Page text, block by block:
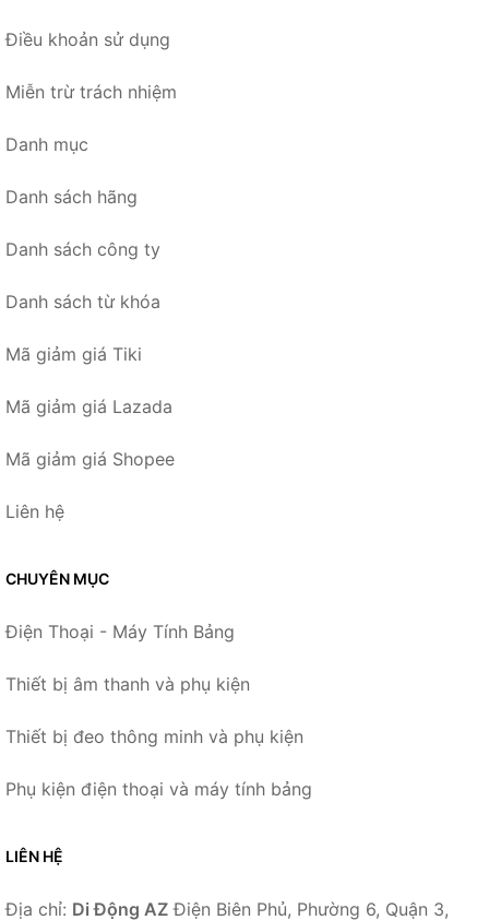
Điều khoản sử dụng
Miễn trừ trách nhiệm
Danh mục
Danh sách hãng
Danh sách công ty
Danh sách từ khóa
Mã giảm giá Tiki
Mã giảm giá Lazada
Mã giảm giá Shopee
Liên hệ
CHUYÊN MỤC
Điện Thoại - Máy Tính Bảng
Thiết bị âm thanh và phụ kiện
Thiết bị đeo thông minh và phụ kiện
Phụ kiện điện thoại và máy tính bảng
LIÊN HỆ
Địa chỉ: Di Động AZ Điện Biên Phủ, Phường 6, Quận 3,